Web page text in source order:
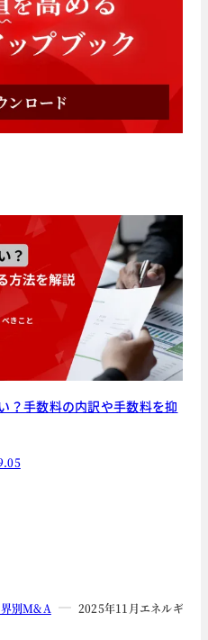
？手数料の内訳や手数料を抑
別M&A 2025年11月エネルギー